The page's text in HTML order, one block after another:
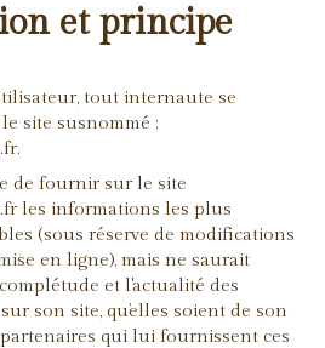
et principe
tout internaute se
site susnommé :
de fournir sur le site
les informations les plus
(sous réserve de modifications
en ligne), mais ne saurait
et l'actualité des
son site, qu’elles soient de son
qui lui fournissent ces